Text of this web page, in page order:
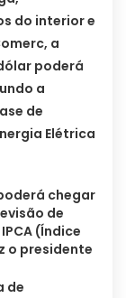
do interior e
a
poderá
a
de
Elétrica
chegar
de
(Índice
o presidente
de